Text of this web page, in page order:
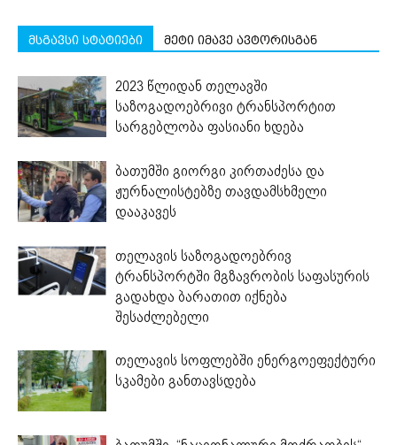
მსგავსი სტატიები მეტი იმავე ავტორისგან
2023 წლიდან თელავში
საზოგადოებრივი ტრანსპორტით
სარგებლობა ფასიანი ხდება
ბათუმში გიორგი კირთაძესა და
ჟურნალისტებზე თავდამსხმელი
დააკავეს
თელავის საზოგადოებრივ
ტრანსპორტში მგზავრობის საფასურის
გადახდა ბარათით იქნება
შესაძლებელი
თელავის სოფლებში ენერგოეფექტური
სკამები განთავსდება